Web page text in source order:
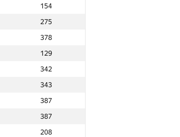
154
275
378
129
342
343
387
387
208
Sum Min place